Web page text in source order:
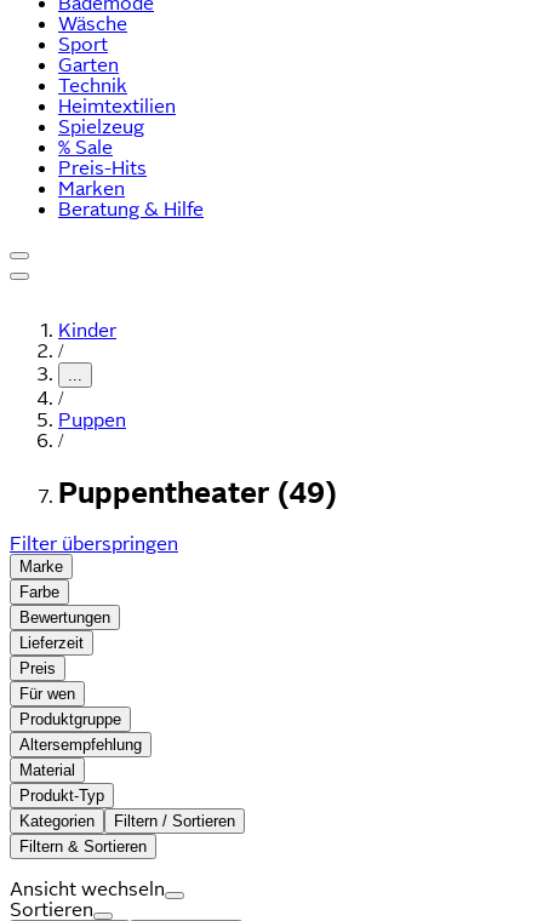
Wäsche
Sport
Garten
Technik
Heimtextilien
Spielzeug
% Sale
Preis-Hits
Marken
Beratung & Hilfe
Kinder
/
...
/
Puppen
/
Puppentheater (49)
Filter überspringen
Marke
Farbe
Bewertungen
Lieferzeit
Preis
Für wen
Produktgruppe
Altersempfehlung
Material
Produkt-Typ
Kategorien
Filtern / Sortieren
Filtern & Sortieren
Ansicht wechseln
Sortieren